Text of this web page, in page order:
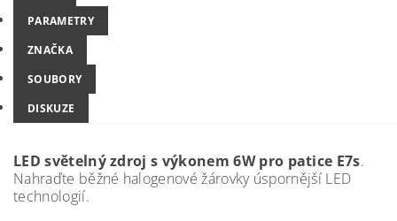
PARAMETRY
ZNAČKA
SOUBORY
DISKUZE
LED světelný zdroj s výkonem 6W pro patice E7s.
Nahraďte běžné halogenové žárovky úspornější LED
technologií.